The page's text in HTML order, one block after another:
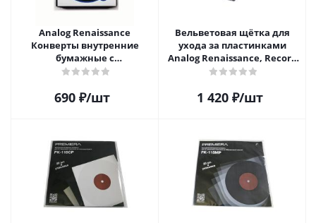
Analog Renaissance
Конверты внутренние
бумажные с
антистатическим пакетом
Audiophile Paper+Plastic (10
690 ₽/шт
Вельветовая щётка для
ухода за пластинками
Analog Renaissance, Record
Velvet Brush, AR-7151, Black
1 420₽/шт